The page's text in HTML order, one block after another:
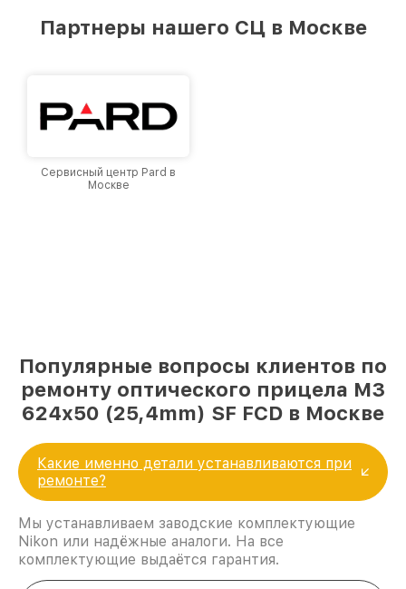
Партнеры нашего СЦ в Москве
Сервисный центр Pard в
Москве
Популярные вопросы клиентов по
ремонту оптического прицела M3
624x50 (25,4mm) SF FCD в Москве
Какие именно детали устанавливаются при
ремонте?
Мы устанавливаем заводские комплектующие
Nikon или надёжные аналоги. На все
комплектующие выдаётся гарантия.